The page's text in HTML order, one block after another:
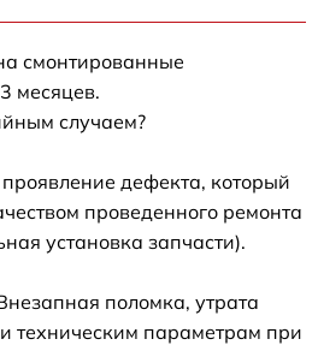
смонтированные
месяцев.
случаем?
дефекта, который
проведенного ремонта
установка запчасти).
поломка, утрата
техническим параметрам при